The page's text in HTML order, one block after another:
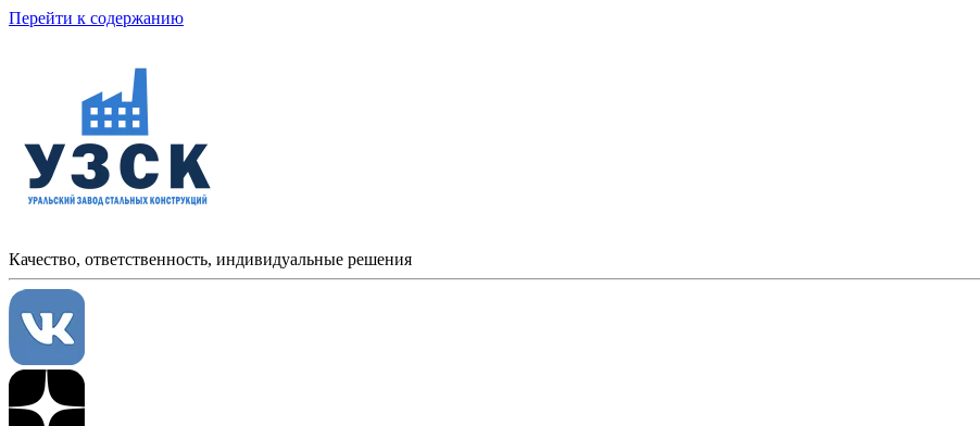
Перейти к содержанию
Качество, ответственность, индивидуальные решения